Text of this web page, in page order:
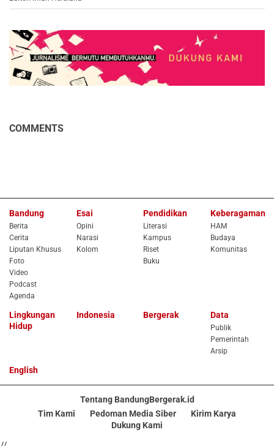
COMMENTS
Bandung
Berita
Cerita
Liputan Khusus
Foto
Video
Podcast
Agenda
Esai
Opini
Narasi
Kolom
Pendidikan
Literasi
Kampus
Riset
Buku
Keberagaman
HAM
Budaya
Komunitas
Lingkungan
Hidup
Indonesia Bergerak Data
Publik
Pemerintah
Arsip
English
Tentang BandungBergerak.id
Tim Kami
Pedoman Media Siber
Kirim Karya
Dukung Kami